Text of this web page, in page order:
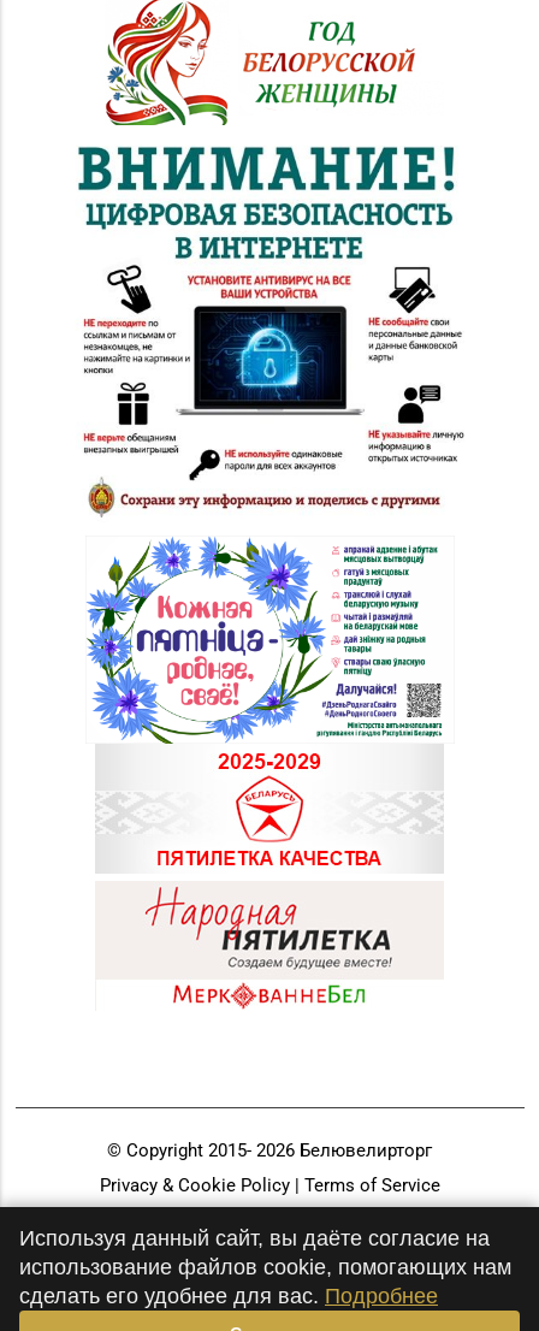
© Copyright 2015- 2026 Белювелирторг
Privacy & Cookie Policy | Terms of Service
Используя данный сайт, вы даёте согласие на
использование файлов cookie, помогающих нам
сделать его удобнее для вас. Подробнее